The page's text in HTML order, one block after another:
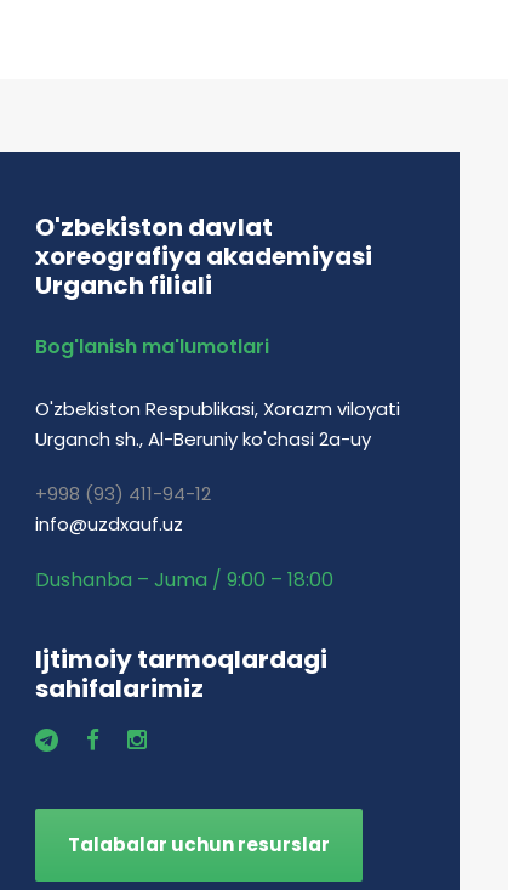
O'zbekiston davlat
xoreografiya akademiyasi
Urganch filiali
Bog'lanish ma'lumotlari
O'zbekiston Respublikasi, Xorazm viloyati
Urganch sh., Al-Beruniy ko'chasi 2a-uy
+998 (93) 411-94-12
info@uzdxauf.uz
Dushanba – Juma / 9:00 – 18:00
Ijtimoiy tarmoqlardagi
sahifalarimiz
Talabalar uchun resurslar